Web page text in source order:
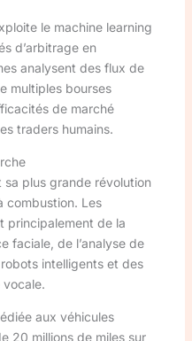
le machine learning
d’arbitrage en
analysent des flux de
multiples bourses
de marché
traders humains.
sa plus grande révolution
combustion. Les
principalement de la
faciale, de l’analyse de
intelligents et des
aux véhicules
20 millions de miles sur